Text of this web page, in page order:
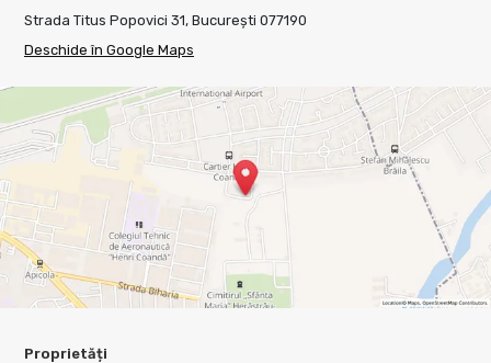
Strada Titus Popovici 31, București 077190
Deschide în Google Maps
Proprietăți